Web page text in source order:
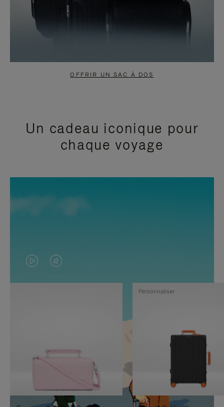
OFFRIR UN SAC À DOS
Un cadeau iconique pour
chaque voyage
LA
VIDÉO
PAUSE,
APPUYEZ
SUR
LE
SON
DÉSACTIVÉ.
VEUILLEZ
Personnaliser